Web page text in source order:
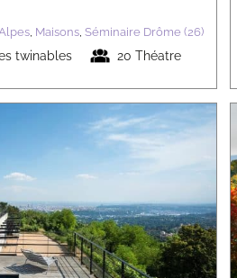
, Maisons, Séminaire Drôme (26)
twinables 20 Théatre
du Golf
Alpes Maisons Séminaire Loire (42)